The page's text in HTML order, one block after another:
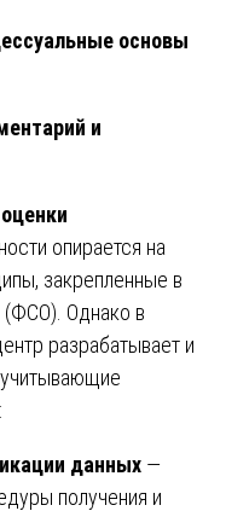
основы
и
опирается на
закрепленные в
(ФСО). Однако в
разрабатывает и
учитывающие
данных —
получения и